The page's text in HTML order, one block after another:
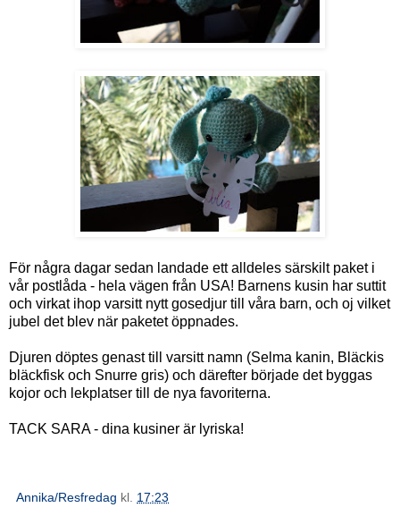
För några dagar sedan landade ett alldeles särskilt paket i
vår postlåda - hela vägen från USA! Barnens kusin har suttit
och virkat ihop varsitt nytt gosedjur till våra barn, och oj vilket
jubel det blev när paketet öppnades.
Djuren döptes genast till varsitt namn (Selma kanin, Bläckis
bläckfisk och Snurre gris) och därefter började det byggas
kojor och lekplatser till de nya favoriterna.
TACK SARA - dina kusiner är lyriska!
Annika/Resfredag kl. 17:23